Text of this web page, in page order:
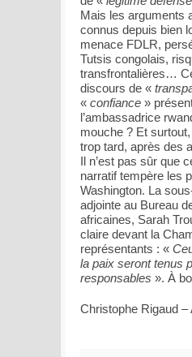
Mais les arguments
connus depuis bien
menace FDLR,
Tutsis congolais,
transfrontalières…
discours de «
« confiance »
l’ambassadrice
mouche ? Et surtout,
trop tard, après des
Il n’est pas sûr que
narratif tempère les
Washington. La
adjointe au Bureau
africaines, Sarah
claire devant la
représentants : «
la paix seront tenus
responsables ». À
Christophe Rigaud –